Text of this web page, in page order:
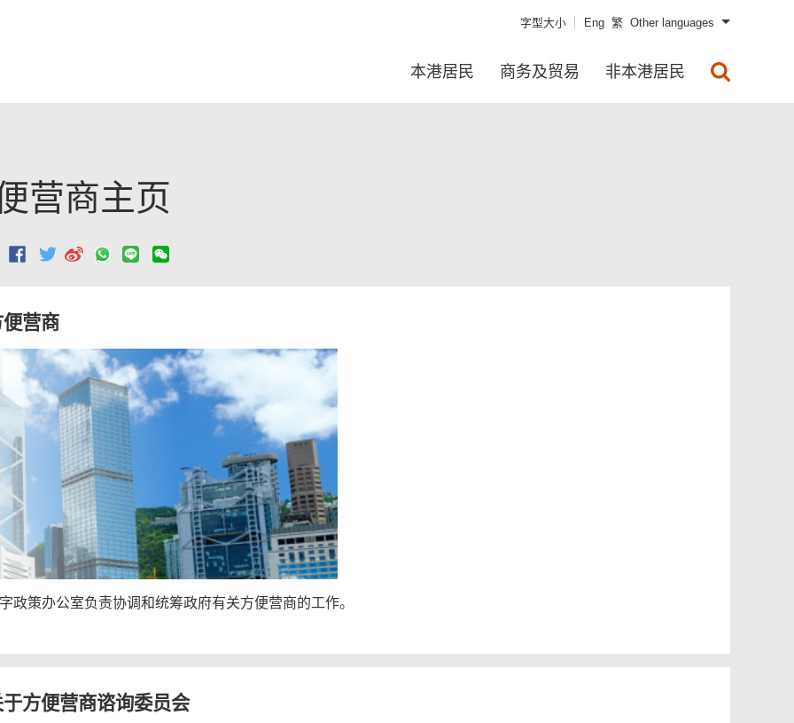
字型大小 Eng 繁 Other languages
本港居民 商务及贸易 非本港居民
营商主页
营商
政策办公室负责协调和统筹政府有关方便营商的工作。
方便营商谘询委员会